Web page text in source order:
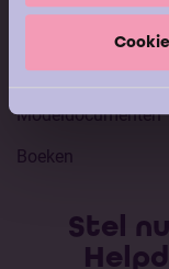
Kalender vorming
Gepubliceerde
Modeldocumenten
Boeken
Stel